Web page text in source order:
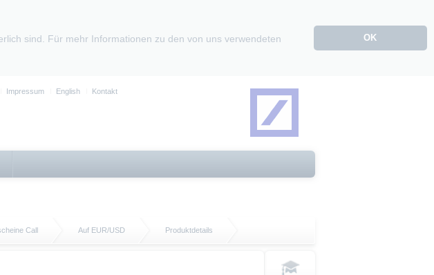
sind. Für mehr Informationen zu den von uns verwendeten
OK
Impressum English Kontakt
Call Auf EUR/USD Produktdetails